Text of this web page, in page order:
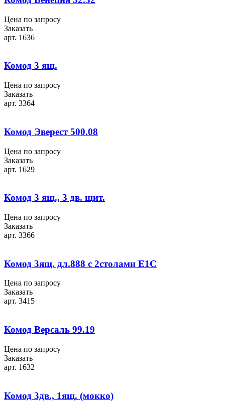
Цена по запросу
Заказать
арт. 1636
Комод 3 ящ.
Цена по запросу
Заказать
арт. 3364
Комод Эверест 500.08
Цена по запросу
Заказать
арт. 1629
Комод 3 ящ., 3 дв. щит.
Цена по запросу
Заказать
арт. 3366
Комод 3ящ. дл.888 с 2столами E1C
Цена по запросу
Заказать
арт. 3415
Комод Версаль 99.19
Цена по запросу
Заказать
арт. 1632
Комод 3дв., 1ящ. (мокко)